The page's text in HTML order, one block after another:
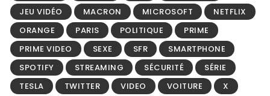
JEU VIDÉO
MACRON MICROSOFT
NETFLIX
ORANGE
PARIS POLITIQUE
PRIME
PRIME VIDEO
SEXE SFR
SMARTPHONE
SPOTIFY
STREAMING SÉCURITÉ
SÉRIE
TESLA
TWITTER VIDEO VOITURE
X